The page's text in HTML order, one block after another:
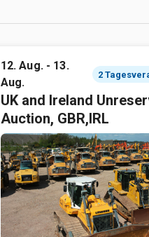
12. Aug. - 13.
Aug.
UK and Ireland
Auction, GBR,IRL